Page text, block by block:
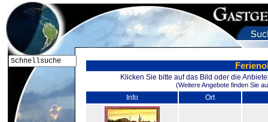
Klicken Sie bitte auf das Bild oder die
(Weitere Angebote finden Sie
Info Ort